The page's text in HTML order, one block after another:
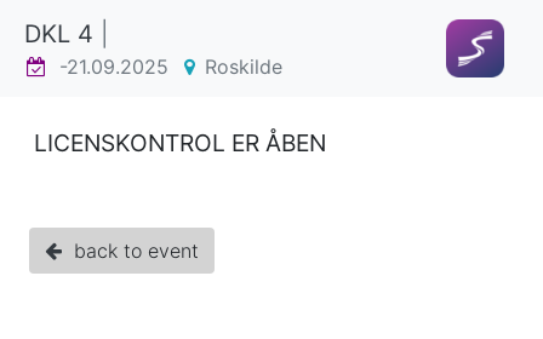
DKL 4
-21.09.2025 Roskilde
LICENSKONTROL ER ÅBEN
back to event